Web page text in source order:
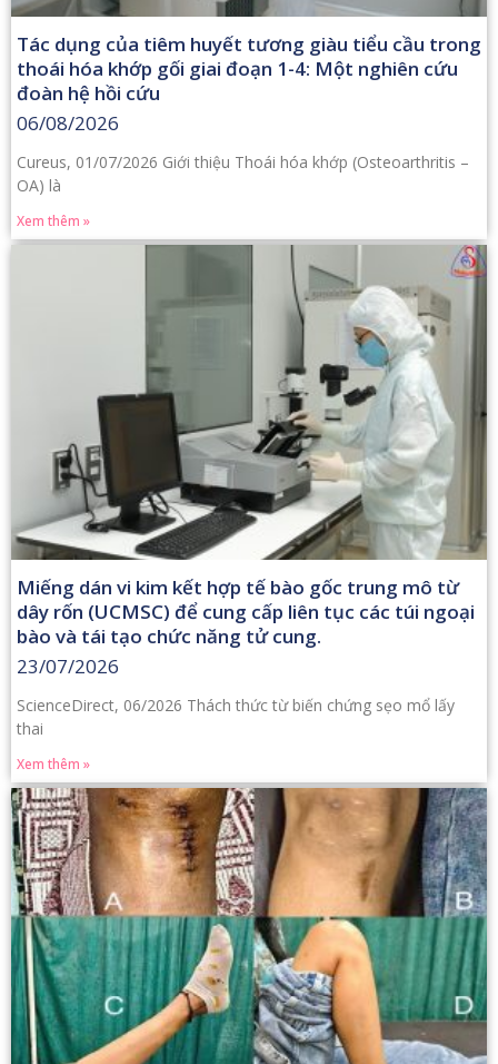
Tác dụng của tiêm huyết tương giàu tiểu cầu trong
thoái hóa khớp gối giai đoạn 1-4: Một nghiên cứu
đoàn hệ hồi cứu
06/08/2026
Cureus, 01/07/2026 Giới thiệu Thoái hóa khớp (Osteoarthritis –
OA) là
Xem thêm »
Miếng dán vi kim kết hợp tế bào gốc trung mô từ
dây rốn (UCMSC) để cung cấp liên tục các túi ngoại
bào và tái tạo chức năng tử cung.
23/07/2026
ScienceDirect, 06/2026 Thách thức từ biến chứng sẹo mổ lấy
thai
Xem thêm »